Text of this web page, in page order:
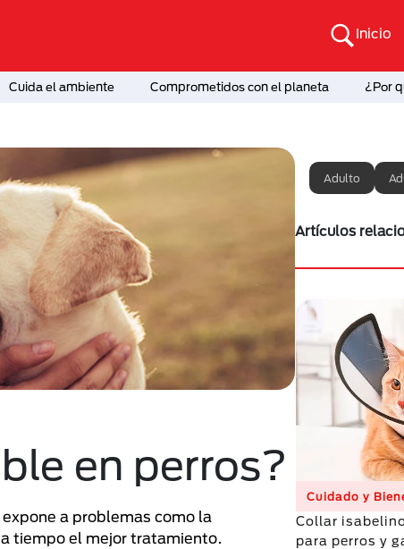
Inicio
Cuida el ambiente Comprometidos con el planeta ¿Por
en perros?
a problemas como la
tiempo el mejor tratamiento.
Adulto
Artículos
Cuidado y
Collar
para perros y